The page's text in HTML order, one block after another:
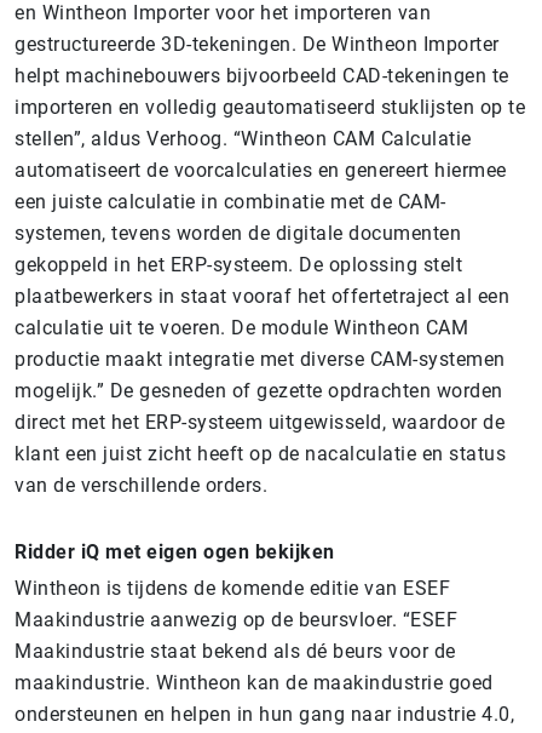
en Wintheon Importer voor het importeren van
gestructureerde 3D-tekeningen. De Wintheon Importer
helpt machinebouwers bijvoorbeeld CAD-tekeningen te
importeren en volledig geautomatiseerd stuklijsten op te
stellen”, aldus Verhoog. “Wintheon CAM Calculatie
automatiseert de voorcalculaties en genereert hiermee
een juiste calculatie in combinatie met de CAM-
systemen, tevens worden de digitale documenten
gekoppeld in het ERP-systeem. De oplossing stelt
plaatbewerkers in staat vooraf het offertetraject al een
calculatie uit te voeren. De module Wintheon CAM
productie maakt integratie met diverse CAM-systemen
mogelijk.” De gesneden of gezette opdrachten worden
direct met het ERP-systeem uitgewisseld, waardoor de
klant een juist zicht heeft op de nacalculatie en status
van de verschillende orders.
Ridder iQ met eigen ogen bekijken
Wintheon is tijdens de komende editie van ESEF
Maakindustrie aanwezig op de beursvloer. “ESEF
Maakindustrie staat bekend als dé beurs voor de
maakindustrie. Wintheon kan de maakindustrie goed
ondersteunen en helpen in hun gang naar industrie 4.0,